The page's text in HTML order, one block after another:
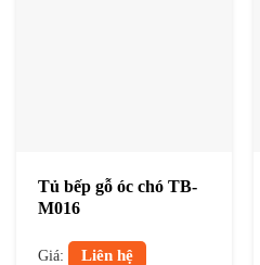
Tủ bếp gỗ óc chó TB-
M016
Giá: Liên hệ